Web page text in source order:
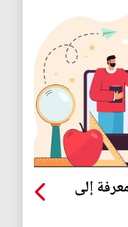
إلى